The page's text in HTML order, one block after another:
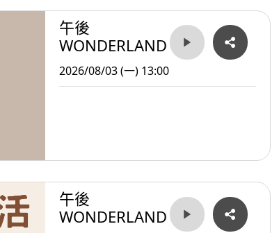
午後
WONDERLAND
2026/08/03 (一) 13:00
午後
WONDERLAND